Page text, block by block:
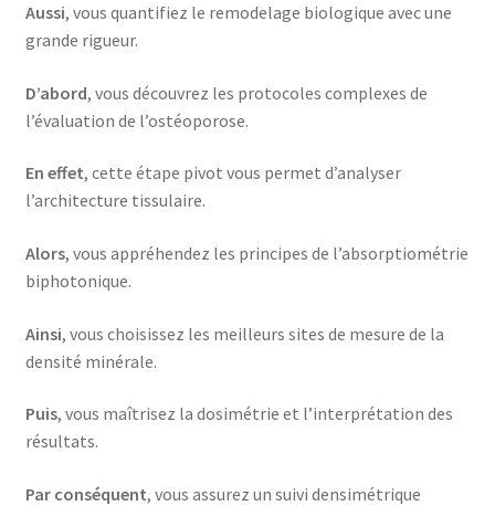
Aussi, vous quantifiez le remodelage biologique avec une
grande rigueur.
D’abord, vous découvrez les protocoles complexes de
l’évaluation de l’ostéoporose.
En effet, cette étape pivot vous permet d’analyser
l’architecture tissulaire.
Alors, vous appréhendez les principes de l’absorptiométrie
biphotonique.
Ainsi, vous choisissez les meilleurs sites de mesure de la
densité minérale.
Puis, vous maîtrisez la dosimétrie et l’interprétation des
résultats.
Par conséquent, vous assurez un suivi densimétrique